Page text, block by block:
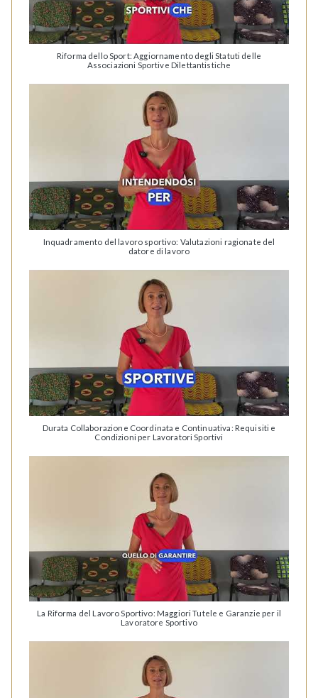
Riforma dello Sport: Aggiornamento degli Statuti delle
Associazioni Sportive Dilettantistiche
Inquadramento del lavoro sportivo: Valutazioni ragionate del
datore di lavoro
Durata Collaborazione Coordinata e Continuativa: Requisiti e
Condizioni per Lavoratori Sportivi
La Riforma del Lavoro Sportivo: Maggiori Tutele e Garanzie per il
Lavoratore Sportivo